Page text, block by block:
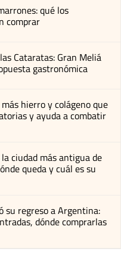
qué los
comprar
Cataratas: Gran Meliá
gastronómica
hierro y colágeno que
y ayuda a combatir
ciudad más antigua de
queda y cuál es su
su regreso a Argentina:
dónde comprarlas